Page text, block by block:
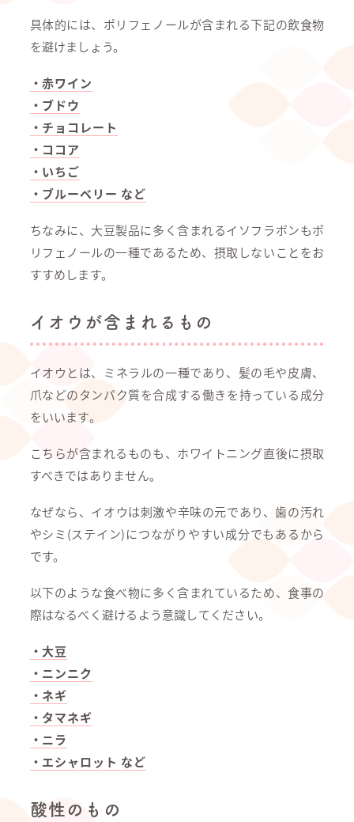
具体的には、ポリフェノールが含まれる下記の飲食物
を避けましょう。
・赤ワイン
・ブドウ
・チョコレート
・ココア
・いちご
・ブルーベリー など
ちなみに、大豆製品に多く含まれるイソフラボンもポ
リフェノールの一種であるため、摂取しないことをお
すすめします。
イオウが含まれるもの
イオウとは、ミネラルの一種であり、髪の毛や皮膚、
爪などのタンパク質を合成する働きを持っている成分
をいいます。
こちらが含まれるものも、ホワイトニング直後に摂取
すべきではありません。
なぜなら、イオウは刺激や辛味の元であり、歯の汚れ
やシミ(ステイン)につながりやすい成分でもあるから
です。
以下のような食べ物に多く含まれているため、食事の
際はなるべく避けるよう意識してください。
・大豆
・ニンニク
・ネギ
・タマネギ
・ニラ
・エシャロット など
酸性のもの